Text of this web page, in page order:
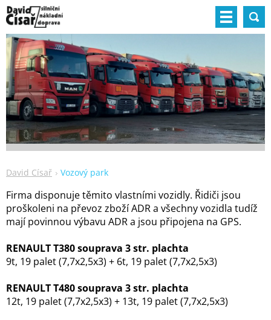
David Císař Vozový park
Firma disponuje těmito vlastními vozidly. Řidiči jsou
proškoleni na převoz zboží ADR a všechny vozidla tudíž
mají povinnou výbavu ADR a jsou připojena na GPS.
RENAULT T380 souprava 3 str. plachta
9t, 19 palet (7,7x2,5x3) + 6t, 19 palet (7,7x2,5x3)
RENAULT T480 souprava 3 str. plachta
12t, 19 palet (7,7x2,5x3) + 13t, 19 palet (7,7x2,5x3)